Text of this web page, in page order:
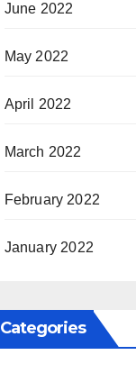
June 2022
May 2022
April 2022
March 2022
February 2022
January 2022
Categories